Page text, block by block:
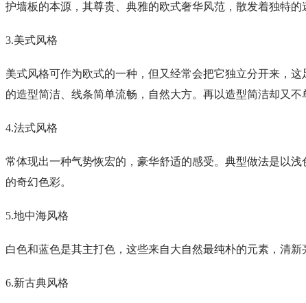
护墙板的本源，其尊贵、典雅的欧式奢华风范，散发着独特
3.美式风格
美式风格可作为欧式的一种，但又经常会把它独立分开来，
的造型简洁、线条简单流畅，自然大方。再以造型简洁却又
4.法式风格
常体现出一种气势恢宏的，豪华舒适的感受。典型做法是以
的奇幻色彩。
5.地中海风格
白色和蓝色是其主打色，这些来自大自然最纯朴的元素，清
6.新古典风格